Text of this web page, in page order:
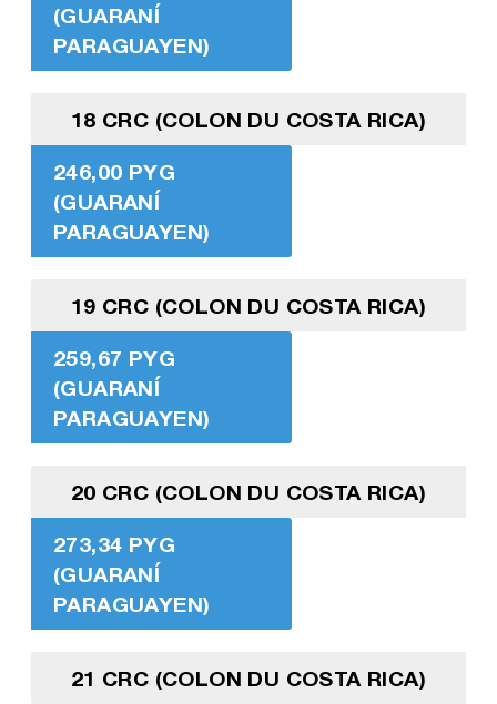
(GUARANÍ
PARAGUAYEN)
18 CRC (COLON DU COSTA RICA)
246,00 PYG
(GUARANÍ
PARAGUAYEN)
19 CRC (COLON DU COSTA RICA)
259,67 PYG
(GUARANÍ
PARAGUAYEN)
20 CRC (COLON DU COSTA RICA)
273,34 PYG
(GUARANÍ
PARAGUAYEN)
21 CRC (COLON DU COSTA RICA)